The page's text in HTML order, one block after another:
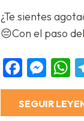
¿Te sientes
😔Con el paso
SEGUIR